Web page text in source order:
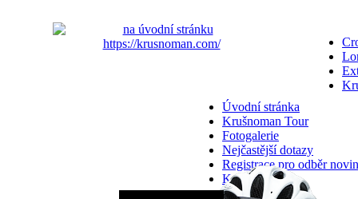
Úvodní stránka
Krušnoman Tour
Fotogalerie
Nejčastější dotazy
Registrace pro odběr
Kontakty